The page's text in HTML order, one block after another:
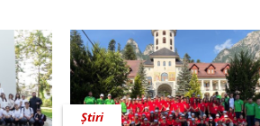
Știri